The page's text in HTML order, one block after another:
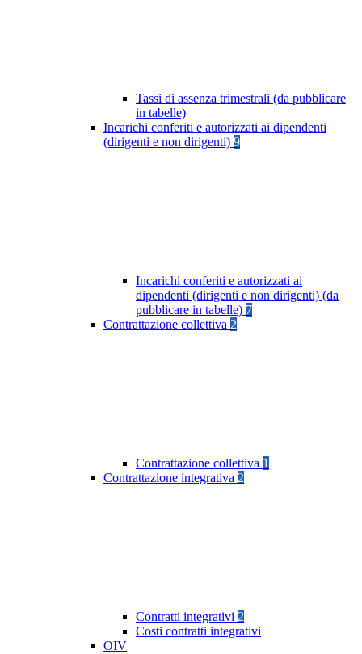
Tassi di assenza trimestrali (da pubblicare
in tabelle)
Incarichi conferiti e autorizzati ai dipendenti
(dirigenti e non dirigenti) 9
Incarichi conferiti e autorizzati ai
dipendenti (dirigenti e non dirigenti) (da
pubblicare in tabelle) 7
Contrattazione collettiva 2
Contrattazione collettiva 1
Contrattazione integrativa 2
Contratti integrativi 2
Costi contratti integrativi
OIV